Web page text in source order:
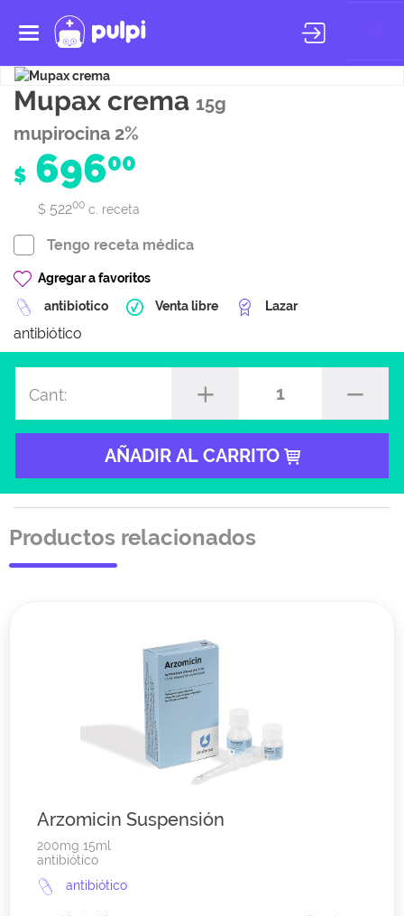
Toggle
navigation
Mupax crema 15g
mupirocina 2%
$ 69600
$ 52200 c. receta
Tengo receta médica
Agregar a favoritos
antibiotico
Venta libre Lazar
antibiótico
Cant: 1
AÑADIR AL CARRITO
Productos relacionados
Arzomicin Suspensión
200mg 15ml
antibiótico
antibiótico